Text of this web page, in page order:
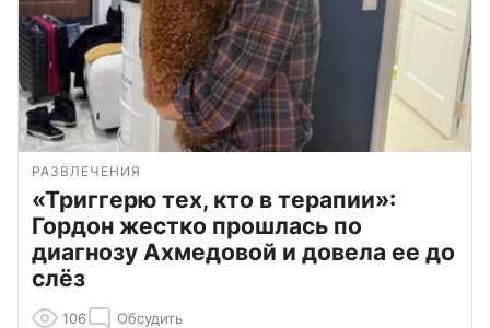
РАЗВЛЕЧЕНИЯ
«Триггерю тех, кто в терапии»:
Гордон жестко прошлась по
диагнозу Ахмедовой и довела ее до
слёз
106 Обсудить